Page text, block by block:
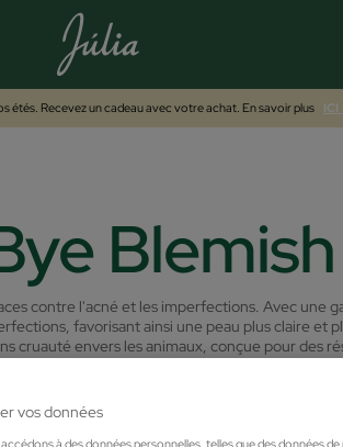
étés. Recevez un cadeau avec votre achat. En savoir plus ICI
Blemish
contre l'acné et les imperfections. Avec
favorisant ainsi une peau plus claire et
cruauté envers les animaux, conçue pour des
vos données
à des données personnelles, telles que des données